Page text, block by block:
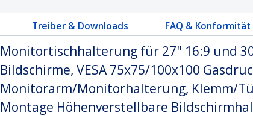
Treiber & Downloads FAQ & Konformität
Monitortischhalterung für 27" 16:9 und
Bildschirme, VESA 75x75/100x100
Monitorarm/Monitorhalterung, Klemm/
Montage Höhenverstellbare